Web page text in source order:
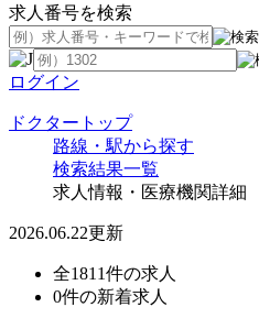
求人番号を検索
ログイン
ドクタートップ
路線・駅から探す
検索結果一覧
求人情報・医療機関詳細
2026.06.22更新
全1811件の求人
0件の新着求人